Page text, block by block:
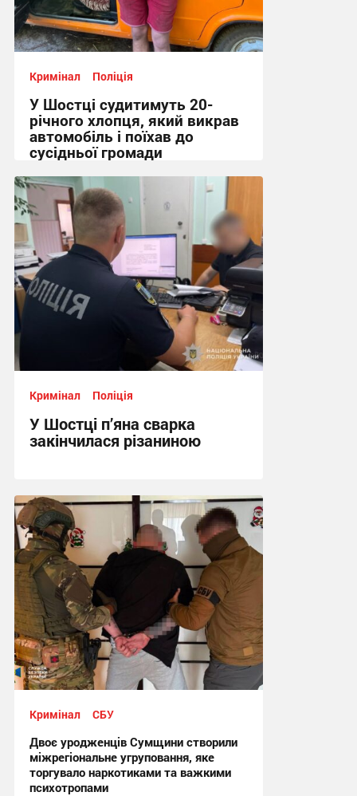
Кримінал Поліція
У Шостці судитимуть 20-
річного хлопця, який викрав
автомобіль і поїхав до
сусідньої громади
12:46, 6.08.2026
Кримінал Поліція
У Шостці п’яна сварка
закінчилася різаниною
18:37, 28.07.2026
Кримінал СБУ
Двоє уродженців Сумщини створили
міжрегіональне угруповання, яке
торгувало наркотиками та важкими
психотропами